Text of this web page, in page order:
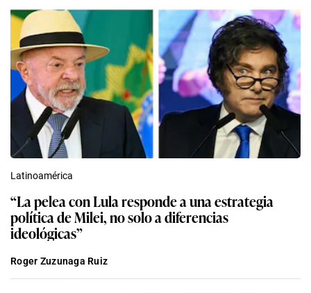
Latinoamérica
“La pelea con Lula responde a una estrategia
política de Milei, no solo a diferencias
ideológicas”
Roger Zuzunaga Ruiz